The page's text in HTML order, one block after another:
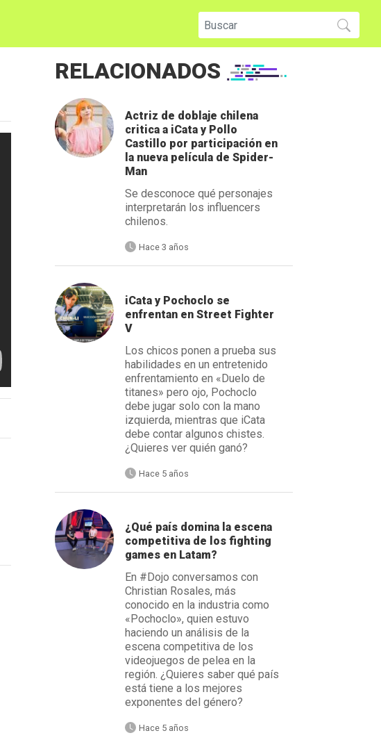
RELACIONADOS
Actriz de doblaje chilena
critica a iCata y Pollo
Castillo por participación en
la nueva película de Spider-
Man
Se desconoce qué personajes
interpretarán los influencers
chilenos.
Hace 3 años
iCata y Pochoclo se
enfrentan en Street Fighter
V
Los chicos ponen a prueba sus
habilidades en un entretenido
enfrentamiento en «Duelo de
titanes» pero ojo, Pochoclo
debe jugar solo con la mano
izquierda, mientras que iCata
debe contar algunos chistes.
¿Quieres ver quién ganó?
Hace 5 años
¿Qué país domina la escena
competitiva de los fighting
games en Latam?
En #Dojo conversamos con
Christian Rosales, más
conocido en la industria como
«Pochoclo», quien estuvo
haciendo un análisis de la
escena competitiva de los
videojuegos de pelea en la
región. ¿Quieres saber qué país
está tiene a los mejores
exponentes del género?
Hace 5 años